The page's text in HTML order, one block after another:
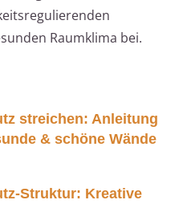
Raumklima bei.
streichen: Anleitung
& schöne Wände
Struktur: Kreative